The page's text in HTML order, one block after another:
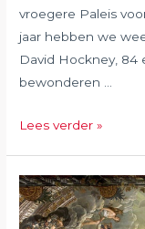
vroegere Paleis
jaar hebben we
David Hockney, 84
bewonderen …
December
David
Lees verder »